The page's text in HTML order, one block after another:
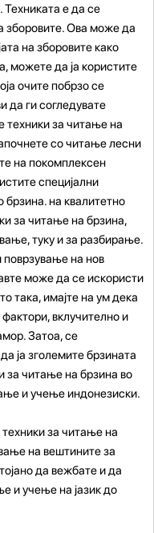
е да се
зборовите. Ова може да
на зборовите како
можете да ја користите
очите побрзо се
да ги согледувате
техники за читање на
со читање лесни
на покомплексен
специјални
на квалитетно
за читање на брзина,
туку и за разбирање.
на нов
може да се искористи
така, имајте на ум дека
вклучително и
Затоа, се
ја зголемите брзината
за читање на брзина во
и учење индонезиски.
за читање на
на вештините за
да вежбате и да
и учење на јазик до